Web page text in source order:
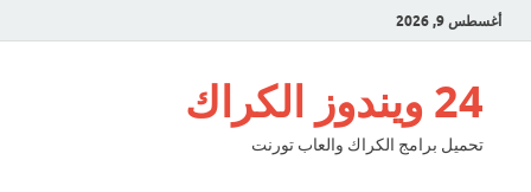
أغسطس 9, 2026
24 ويندوز الكراك
تحميل برامج الكراك والعاب تورنت